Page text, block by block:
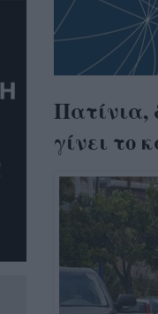
Πατίνια,
γίνει το